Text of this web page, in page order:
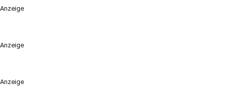
Anzeige
Anzeige
Anzeige